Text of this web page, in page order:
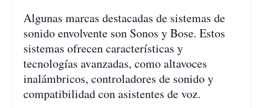
Algunas marcas destacadas de sistemas de
sonido envolvente son Sonos y Bose. Estos
sistemas ofrecen características y
tecnologías avanzadas, como altavoces
inalámbricos, controladores de sonido y
compatibilidad con asistentes de voz.